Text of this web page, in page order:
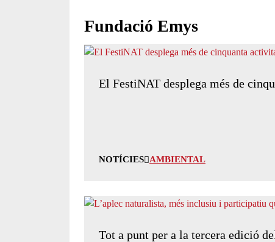
Fundació Emys
El FestiNAT desplega més de
NOTÍCIES AMBIENTAL
Tot a punt per a la tercera edició